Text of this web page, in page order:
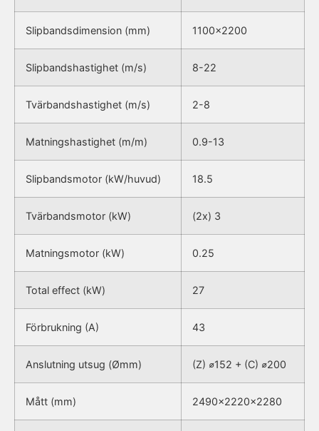
Slipbandsdimension (mm) 1100×2200
Slipbandshastighet (m/s) 8-22
Tvärbandshastighet (m/s) 2-8
Matningshastighet (m/m) 0.9-13
Slipbandsmotor (kW/huvud) 18.5
Tvärbandsmotor (kW) (2x) 3
Matningsmotor (kW) 0.25
Total effect (kW) 27
Förbrukning (A) 43
Anslutning utsug (Ømm) (Z) ⌀152 + (C) ⌀200
Mått (mm) 2490x2220x2280